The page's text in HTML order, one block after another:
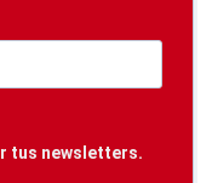
tus newsletters.